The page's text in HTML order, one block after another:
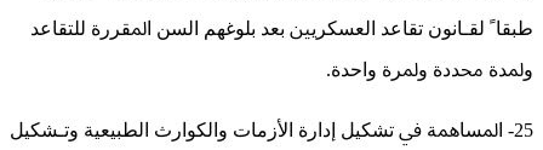
ﻃﺒﻘﺎﹰ ﻟﻘـﺎﻧﻮﻥ ﺗﻘﺎﻋﺪ ﺍﻟﻌﺴﻜﺮﻳﲔ ﺑﻌﺪ ﺑﻠﻮﻏﻬﻢ ﺍﻟﺴﻦ ﺍﳌﻘﺮﺭﺓ ﻟﻠﺘﻘﺎﻋﺪ
ﻭﳌﺪﺓ ﳏﺪﺩﺓ ﻭﳌﺮﺓ ﻭﺍﺣﺪﺓ.
25- ﺍﳌﺴﺎﳘﺔ ﰲ ﺗﺸﻜﻴﻞ ﺇﺩﺍﺭﺓ ﺍﻷﺯﻣﺎﺕ ﻭﺍﻟﻜﻮﺍﺭﺙ ﺍﻟﻄﺒﻴﻌﻴﺔ ﻭﺗـﺸﻜﻴﻞ